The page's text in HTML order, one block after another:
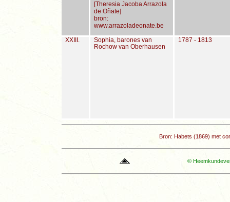
[Theresia Jacoba Arrazola
de Oñate]
bron:
www.arrazoladeonate.be
XXIII.
Sophia, barones van
Rochow van Oberhausen
1787 - 1813
Bron: Habets (1869) met
©